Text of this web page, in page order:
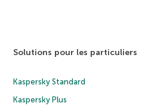
Solutions pour les particuliers
Kaspersky Standard
Kaspersky Plus